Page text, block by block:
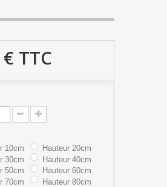
TTC
10cm
Hauteur 20cm
30cm
Hauteur 40cm
50cm
Hauteur 60cm
70cm
Hauteur 80cm